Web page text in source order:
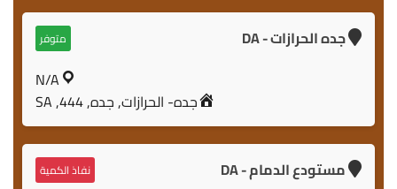
جده الحرازات - DA متوفر
N/A
جده- الحرازات, جده, 444, SA
مستودع الدمام - DA نفاذ الكمية